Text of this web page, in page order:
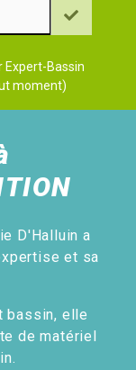
Expert-Bassin
moment)
D'Halluin a
et sa
bassin, elle
de matériel